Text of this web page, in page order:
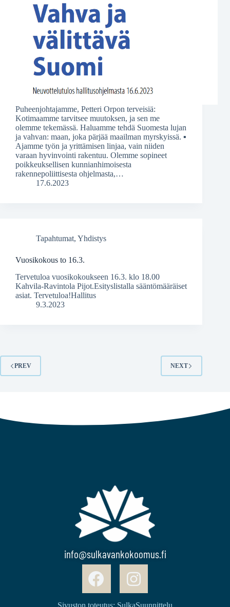
Puheenjohtajamme, Petteri Orpon terveisiä:
Kotimaamme tarvitsee muutoksen, ja sen me
olemme tekemässä. Haluamme tehdä Suomesta lujan
ja vahvan: maan, joka pärjää maailman myrskyissä. ▪
Ajamme työn ja yrittämisen linjaa, vain niiden
varaan hyvinvointi rakentuu. Olemme sopineet
poikkeuksellisen kunnianhimoisesta
rakennepoliittisesta ohjelmasta,…
17.6.2023
Tapahtumat, Yhdistys
Vuosikokous to 16.3.
Tervetuloa vuosikokoukseen 16.3. klo 18.00
Kahvila-Ravintola Pijot.Esityslistalla sääntömääräiset
asiat. Tervetuloa!Hallitus
9.3.2023
PREV NEXT
info@sulkavankokoomus.fi